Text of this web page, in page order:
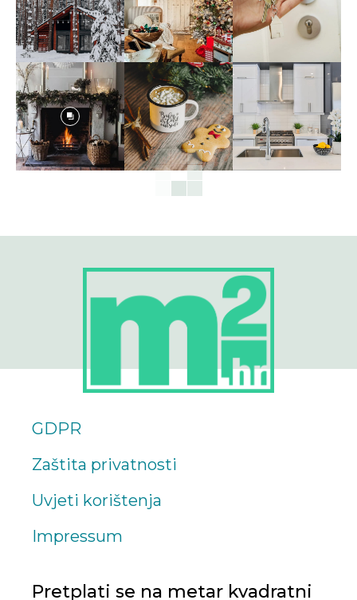
GDPR
Zaštita privatnosti
Uvjeti korištenja
Impressum
Pretplati se na metar kvadratni